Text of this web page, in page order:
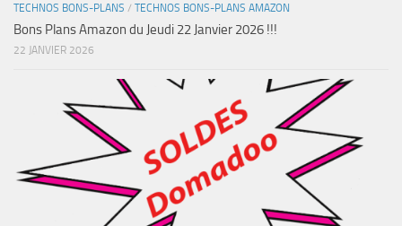
TECHNOS BONS-PLANS / TECHNOS BONS-PLANS AMAZON
Bons Plans Amazon du Jeudi 22 Janvier 2026 !!!
22 JANVIER 2026